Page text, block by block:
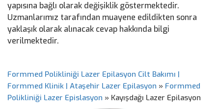
yapısına bağlı olarak değişiklik göstermektedir.
Uzmanlarımız tarafından muayene edildikten sonra
yaklaşık olarak alınacak cevap hakkında bilgi
verilmektedir.
Formmed Polikliniği Lazer Epilasyon Cilt Bakımı |
Formmed Klinik | Ataşehir Lazer Epilasyon » Formmed
Polikliniği Lazer Epislasyon » Kayışdağı Lazer Epilasyon